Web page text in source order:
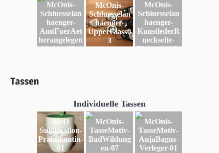
McOnis-
Schluesselan
haenger-
AmtFuerAet
herangelegen
heiten-03
McOnis-
Schluesselan
haenger-
UpperGlass0
3
McOnis-
Schluesselan
haenger-
KunstlederR
ueckseite-
Einkaufschip
Tassen
Individuelle Tassen
McO
Sublimation-
Praktikantin-
01
McOnis-
TasseMotiv-
BadWildung
en-07
McOnis-
TasseMotiv-
AnjaBagus-
Verleger-01